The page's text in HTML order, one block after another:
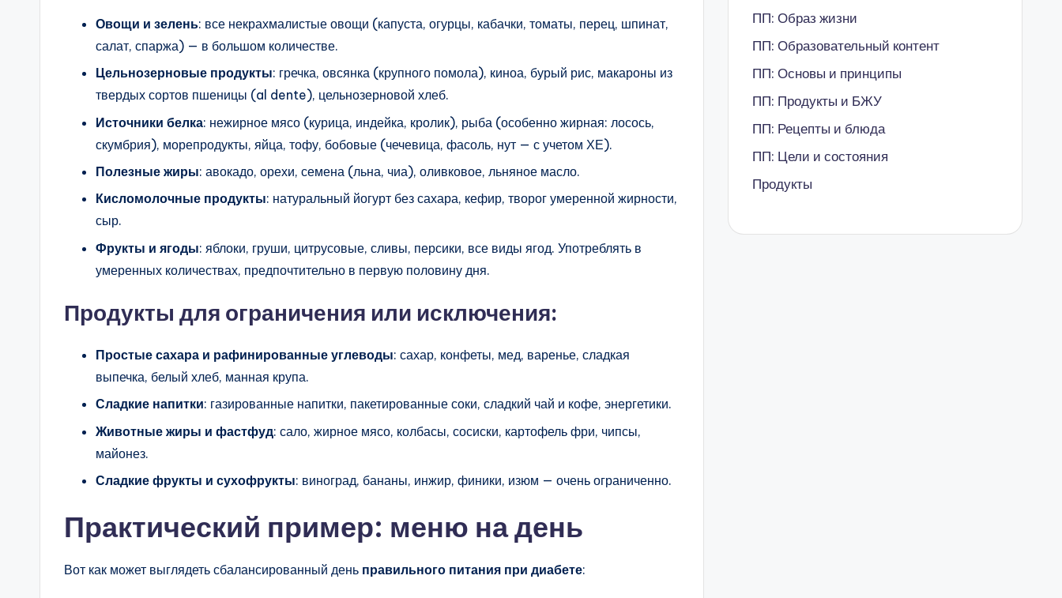
Овощи и зелень: все некрахмалистые овощи (капуста, огурцы, кабачки, томаты, перец, шпинат,
салат, спаржа) — в большом количестве.
Цельнозерновые продукты: гречка, овсянка (крупного помола), киноа, бурый рис, макароны из
твердых сортов пшеницы (al dente), цельнозерновой хлеб.
Источники белка: нежирное мясо (курица, индейка, кролик), рыба (особенно жирная: лосось,
скумбрия), морепродукты, яйца, тофу, бобовые (чечевица, фасоль, нут — с учетом ХЕ).
Полезные жиры: авокадо, орехи, семена (льна, чиа), оливковое, льняное масло.
Кисломолочные продукты: натуральный йогурт без сахара, кефир, творог умеренной жирности,
сыр.
Фрукты и ягоды: яблоки, груши, цитрусовые, сливы, персики, все виды ягод. Употреблять в
умеренных количествах, предпочтительно в первую половину дня.
Продукты для ограничения или исключения:
Простые сахара и рафинированные углеводы: сахар, конфеты, мед, варенье, сладкая
выпечка, белый хлеб, манная крупа.
Сладкие напитки: газированные напитки, пакетированные соки, сладкий чай и кофе, энергетики.
Животные жиры и фастфуд: сало, жирное мясо, колбасы, сосиски, картофель фри, чипсы,
майонез.
Сладкие фрукты и сухофрукты: виноград, бананы, инжир, финики, изюм — очень ограниченно.
Практический пример: меню на день
Вот как может выглядеть сбалансированный день правильного питания при диабете:
ПП: Образ жизни
ПП: Образовательный контент
ПП: Основы и принципы
ПП: Продукты и БЖУ
ПП: Рецепты и блюда
ПП: Цели и состояния
Продукты